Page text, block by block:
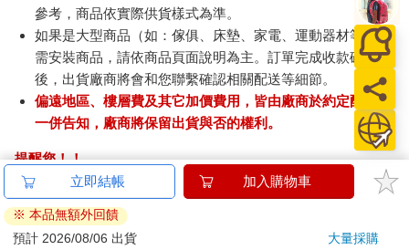
參考，商品依實際供貨樣式為準。
如果是大型商品（如：傢俱、床墊、家電、運動器材等）及
需安裝商品，請依商品頁面說明為主。訂單完成收款確認
後，出貨廠商將會和您聯繫確認相關配送等細節。
偏遠地區、樓層費及其它加價費用，皆由廠商於約定配送時
一併告知，廠商將保留出貨與否的權利。
提醒您！！
金石堂及銀行均不會請您操作ATM! 如接獲電話要求您前往
ATM提款機，請不要聽從指示，以免受騙上當！
退換貨須知：
立即結帳 加入購物車
※ 本品無額外回饋
預計 2026/08/06 出貨
大量採購